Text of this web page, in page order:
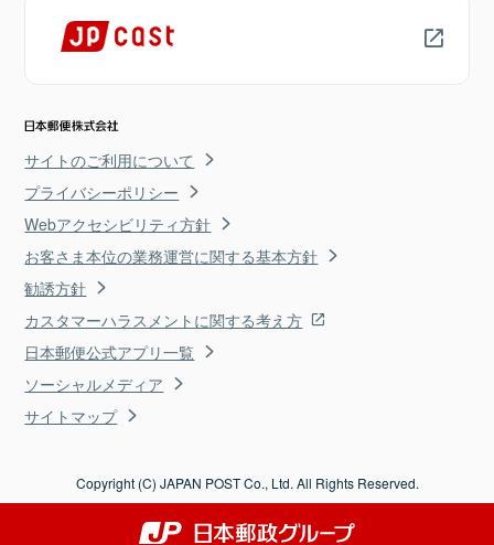
サイトのご利用について
プライバシーポリシー
Webアクセシビリティ方針
お客さま本位の業務運営に関する基本方針
勧誘方針
カスタマーハラスメントに関する考え方
日本郵便公式アプリ一覧
ソーシャルメディア
サイトマップ
Copyright (C) JAPAN POST Co., Ltd. All Rights Reserved.